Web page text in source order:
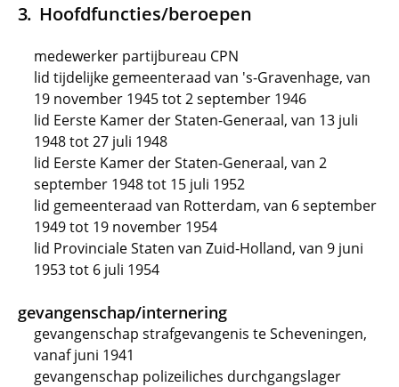
Hoofdfuncties/beroepen
medewerker partijbureau CPN
lid tijdelijke gemeenteraad van 's-Gravenhage, van
19 november 1945 tot 2 september 1946
lid Eerste Kamer der Staten-Generaal, van 13 juli
1948 tot 27 juli 1948
lid Eerste Kamer der Staten-Generaal, van 2
september 1948 tot 15 juli 1952
lid gemeenteraad van Rotterdam, van 6 september
1949 tot 19 november 1954
lid Provinciale Staten van Zuid-Holland, van 9 juni
1953 tot 6 juli 1954
gevangenschap/internering
gevangenschap strafgevangenis te Scheveningen,
vanaf juni 1941
gevangenschap polizeiliches durchgangslager